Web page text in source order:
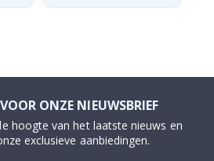
ONZE NIEUWSBRIEF
hoogte van het laatste nieuws en
exclusieve aanbiedingen.